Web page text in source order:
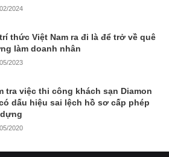
2024
thức Việt Nam ra đi là để trở về quê
làm doanh nhân
2023
tra việc thi công khách sạn Diamon
dấu hiệu sai lệch hồ sơ cấp phép
2020